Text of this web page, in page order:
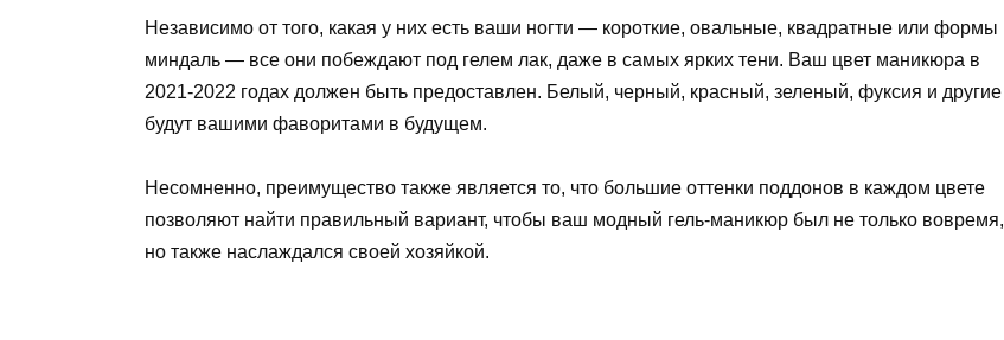
Независимо от того, какая у них есть ваши ногти — короткие, овальные, квадратные или формы
миндаль — все они побеждают под гелем лак, даже в самых ярких тени. Ваш цвет маникюра в
2021-2022 годах должен быть предоставлен. Белый, черный, красный, зеленый, фуксия и другие
будут вашими фаворитами в будущем.
Несомненно, преимущество также является то, что большие оттенки поддонов в каждом цвете
позволяют найти правильный вариант, чтобы ваш модный гель-маникюр был не только вовремя,
но также наслаждался своей хозяйкой.